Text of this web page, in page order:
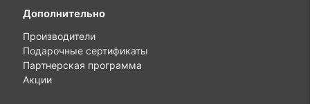
Дополнительно
Производители
Подарочные сертификаты
Партнерская программа
Акции